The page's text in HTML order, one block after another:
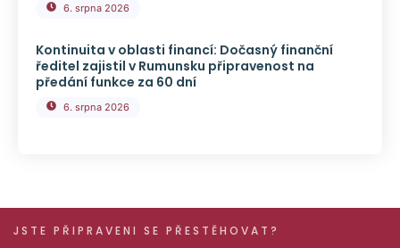
6. srpna 2026
Kontinuita v oblasti financí: Dočasný finanční
ředitel zajistil v Rumunsku připravenost na
předání funkce za 60 dní
6. srpna 2026
JSTE PŘIPRAVENI SE PŘESTĚHOVAT?